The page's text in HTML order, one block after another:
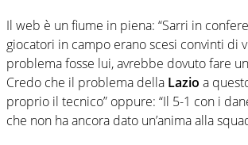
Il web è un fiume in piena: “Sarri in
giocatori in campo erano scesi convinti di
problema fosse lui, avrebbe dovuto fare
Credo che il problema della Lazio a
proprio il tecnico” oppure: “Il 5-1 con i
che non ha ancora dato un’anima alla